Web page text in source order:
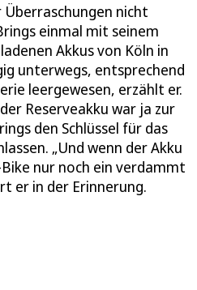
nicht
einmal mit seinem
Akkus von Köln in
unterwegs, entsprechend
leergewesen, erzählt er.
Reserveakku war ja zur
den Schlüssel für das
„Und wenn der Akku
nur noch ein verdammt
er in der Erinnerung.